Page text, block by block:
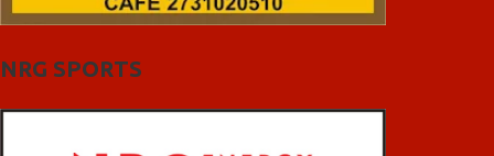
NRG SPORTS